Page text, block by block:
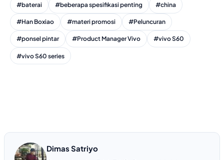
#baterai #beberapa spesifikasi penting #china
#Han Boxiao #materi promosi #Peluncuran
#ponsel pintar #Product Manager Vivo #vivo S60
#vivo S60 series
Dimas Satriyo